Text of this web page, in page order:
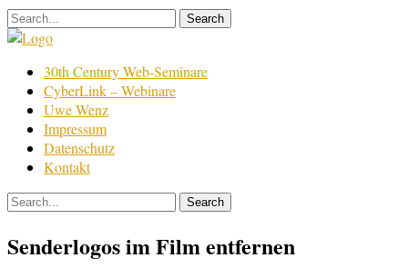
Skip
to
Film
Bearbeitung
30th Century Web-Seminare
CyberLink – Webinare
Uwe Wenz
Impressum
Datenschutz
Kontakt
Senderlogos im Film entfernen